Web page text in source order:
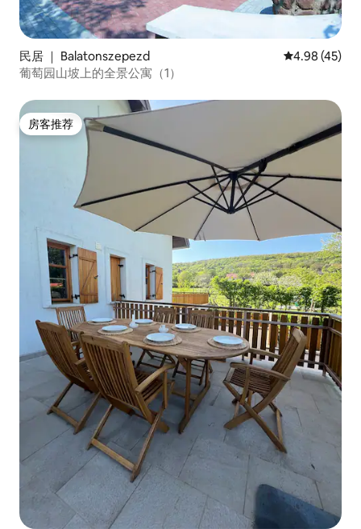
民居 ｜ Balatonszepezd 平均评分
4.98 (45)
葡萄园山坡上的全景公寓（1）
房客推荐
房客推荐